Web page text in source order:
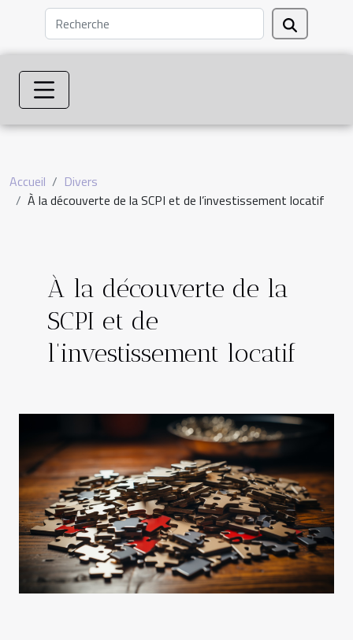
Accueil
Divers
À la découverte de la SCPI et de l’investissement locatif
À la découverte de la
SCPI et de
l’investissement locatif